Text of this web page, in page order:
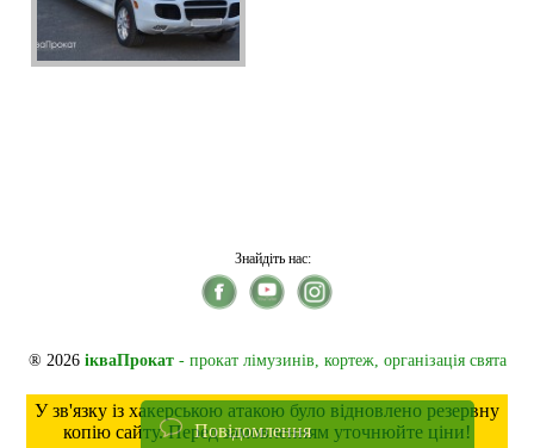
Знайдіть нас:
® 2026 ікваПрокат- прокат лімузинів, кортеж, організація свята
У зв'язку із хакерською атакою було відновлено резервну
копію сайту. Перед замовленням уточнюйте ціни!
Повідомлення